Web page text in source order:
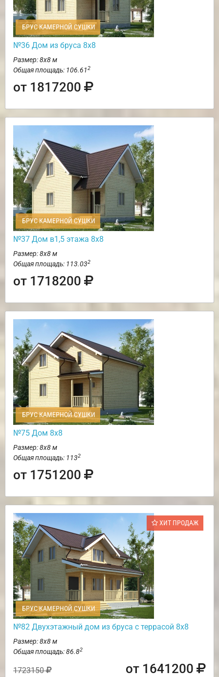
БРУС КАМЕРНОЙ СУШКИ
№36 Дом из бруса 8х8
Размер: 8х8 м
Общая площадь: 106.612
от 1817200
БРУС КАМЕРНОЙ СУШКИ
№37 Дом в1,5 этажа 8х8
Размер: 8х8 м
Общая площадь: 113.032
от 1718200
БРУС КАМЕРНОЙ СУШКИ
№75 Дом 8х8
Размер: 8х8 м
Общая площадь: 1132
от 1751200
ХИТ ПРОДАЖ
БРУС КАМЕРНОЙ СУШКИ
№82 Двухэтажный дом из бруса с террасой 8х8
Размер: 8х8 м
Общая площадь: 86.82
1723150 от 1641200